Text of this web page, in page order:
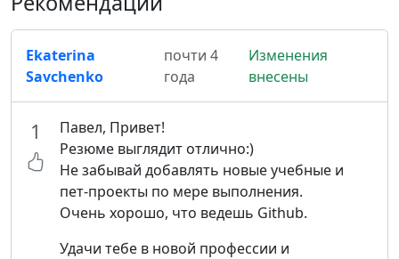
Ekaterina
Savchenko
почти 4
года
Изменения
внесены
1
Павел, Привет!
Резюме выглядит отлично:)
Не забывай добавлять новые учебные и
пет-проекты по мере выполнения.
Очень хорошо, что ведешь Github.
Удачи тебе в новой профессии и